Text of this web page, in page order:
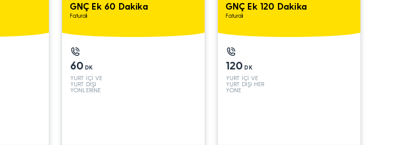
GNÇ Ek 60 Dakika
Faturalı
60 DK
YURT İÇİ VE
YURT DIŞI
YÖNLERİNE
GNÇ Ek 120 Dakika
Faturalı
120 DK
YURT İÇİ VE
YURT DIŞI HER
YÖNE